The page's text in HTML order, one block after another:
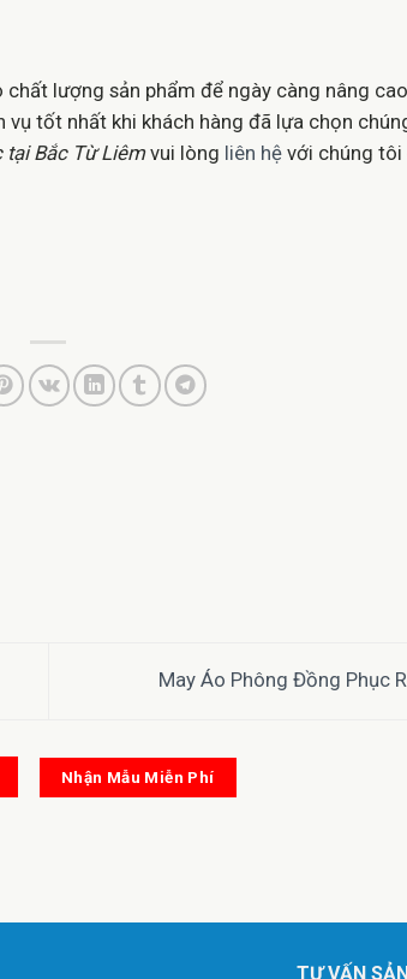
lượng sản phẩm để ngày càng nâng
tốt nhất khi khách hàng đã lựa chọn
tại Bắc Từ Liêmvui lòng liên hệ với chúng tôi
May Áo Phông Đồng Phục
Nhận Mẫu Miễn Phí
TƯ VẤN